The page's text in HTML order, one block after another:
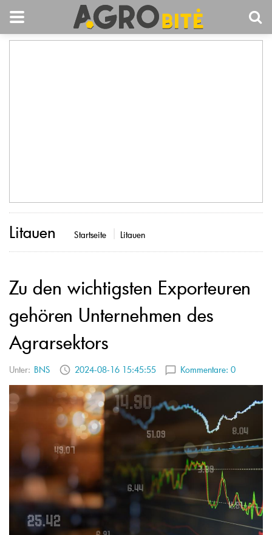
Litauen Startseite Litauen
Zu den wichtigsten Exporteuren
gehören Unternehmen des
Agrarsektors
Unter: BNS 2024-08-16 15:45:55 Kommentare: 0